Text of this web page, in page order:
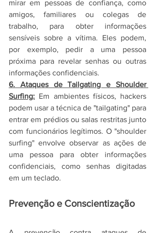
mirar em pessoas de confiança, como
amigos, familiares ou colegas de
trabalho, para obter informações
sensíveis sobre a vítima. Eles podem,
por exemplo, pedir a uma pessoa
próxima para revelar senhas ou outras
informações confidenciais.
6. Ataques de Tailgating e Shoulder
Surfing: Em ambientes físicos, hackers
podem usar a técnica de "tailgating" para
entrar em prédios ou salas restritas junto
com funcionários legítimos. O "shoulder
surfing" envolve observar as ações de
uma pessoa para obter informações
confidenciais, como senhas digitadas
em um teclado.
Prevenção e Conscientização